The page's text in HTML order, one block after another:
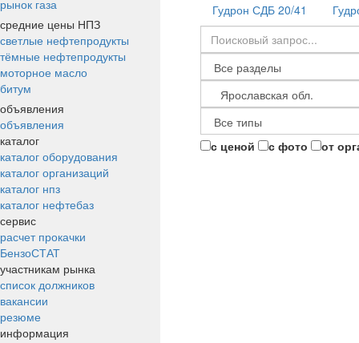
рынок газа
средние цены НПЗ
светлые нефтепродукты
тёмные нефтепродукты
моторное масло
битум
объявления
объявления
каталог
каталог оборудования
каталог организаций
каталог нпз
каталог нефтебаз
сервис
расчет прокачки
БензоСТАТ
участникам рынка
список должников
вакансии
резюме
информация
Гудрон СДБ 20/41
с ценой с фото от